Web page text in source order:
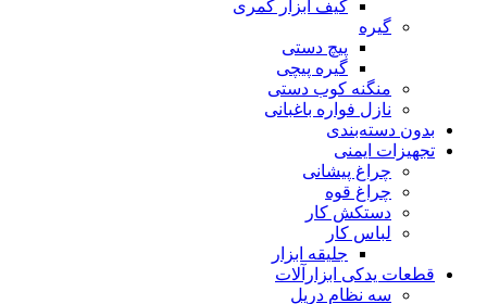
کیف ابزار کمری
گیره
پیچ دستی
گیره پیچی
منگنه کوب دستی
نازل فواره باغبانی
بدون دسته‌بندی
تجهیزات ایمنی
چراغ پیشانی
چراغ قوه
دستکش کار
لباس کار
جلیقه ابزار
قطعات یدکی ابزارآلات
سه نظام دریل